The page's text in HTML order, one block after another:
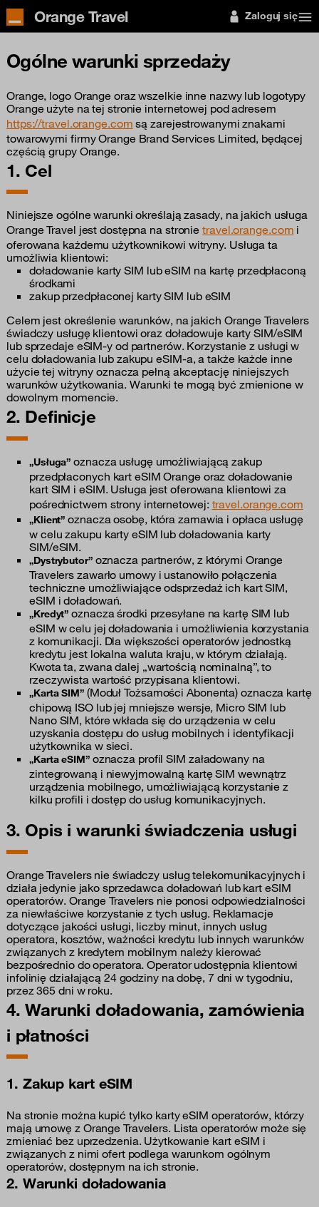
Orange Travel Zaloguj się
Ogólne warunki sprzedaży
Orange, logo Orange oraz wszelkie inne nazwy lub logotypy
Orange użyte na tej stronie internetowej pod adresem
https://travel.orange.com są zarejestrowanymi znakami
towarowymi firmy Orange Brand Services Limited, będącej
częścią grupy Orange.
1. Cel
Niniejsze ogólne warunki określają zasady, na jakich usługa
Orange Travel jest dostępna na stronietravel.orange.com i
oferowana każdemu użytkownikowi witryny. Usługa ta
umożliwia klientowi:
doładowanie karty SIM lub eSIM na kartę przedpłaconą
środkami
zakup przedpłaconej karty SIM lub eSIM
Celem jest określenie warunków, na jakich Orange Travelers
świadczy usługę klientowi oraz doładowuje karty SIM/eSIM
lub sprzedaje eSIM-y od partnerów. Korzystanie z usługi w
celu doładowania lub zakupu eSIM-a, a także każde inne
użycie tej witryny oznacza pełną akceptację niniejszych
warunków użytkowania. Warunki te mogą być zmienione w
dowolnym momencie.
2. Definicje
„Usługa” oznacza usługę umożliwiającą zakup
przedpłaconych kart eSIM Orange oraz doładowanie
kart SIM i eSIM. Usługa jest oferowana klientowi za
pośrednictwem strony internetowej: travel.orange.com
„Klient” oznacza osobę, która zamawia i opłaca usługę
w celu zakupu karty eSIM lub doładowania karty
SIM/eSIM.
„Dystrybutor”oznacza partnerów, z którymi Orange
Travelers zawarło umowy i ustanowiło połączenia
techniczne umożliwiające odsprzedaż ich kart SIM,
eSIM i doładowań.
„Kredyt” oznacza środki przesyłane na kartę SIM lub
eSIM w celu jej doładowania i umożliwienia korzystania
z komunikacji. Dla większości operatorów jednostką
kredytu jest lokalna waluta kraju, w którym działają.
Kwota ta, zwana dalej „wartością nominalną”, to
rzeczywista wartość przypisana klientowi.
„Karta SIM”(Moduł Tożsamości Abonenta) oznacza kartę
chipową ISO lub jej mniejsze wersje, Micro SIM lub
Nano SIM, które wkłada się do urządzenia w celu
uzyskania dostępu do usług mobilnych i identyfikacji
użytkownika w sieci.
„Karta eSIM”oznacza profil SIM załadowany na
zintegrowaną i niewyjmowalną kartę SIM wewnątrz
urządzenia mobilnego, umożliwiającą korzystanie z
kilku profili i dostęp do usług komunikacyjnych.
3. Opis i warunki świadczenia usługi
Orange Travelers nie świadczy usług telekomunikacyjnych i
działa jedynie jako sprzedawca doładowań lub kart eSIM
operatorów. Orange Travelers nie ponosi odpowiedzialności
za niewłaściwe korzystanie z tych usług. Reklamacje
dotyczące jakości usługi, liczby minut, innych usług
operatora, kosztów, ważności kredytu lub innych warunków
związanych z kredytem mobilnym należy kierować
bezpośrednio do operatora. Operator udostępnia klientowi
infolinię działającą 24 godziny na dobę, 7 dni w tygodniu,
przez 365 dni w roku.
4. Warunki doładowania, zamówienia
i płatności
1. Zakup kart eSIM
Na stronie można kupić tylko karty eSIM operatorów, którzy
mają umowę z Orange Travelers. Lista operatorów może się
zmieniać bez uprzedzenia. Użytkowanie kart eSIM i
związanych z nimi ofert podlega warunkom ogólnym
operatorów, dostępnym na ich stronie.
2. Warunki doładowania